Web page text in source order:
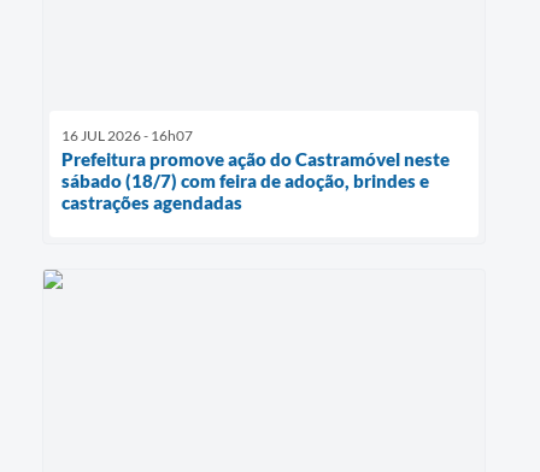
16 JUL 2026 - 16h07
Prefeitura promove ação do Castramóvel neste
sábado (18/7) com feira de adoção, brindes e
castrações agendadas